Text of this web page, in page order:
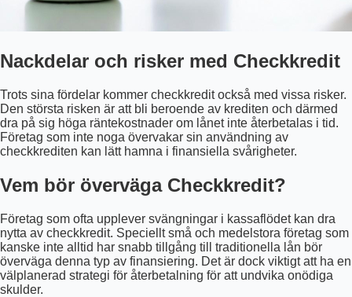
Nackdelar och risker med Checkkredit
Trots sina fördelar kommer checkkredit också med vissa risker.
Den största risken är att bli beroende av krediten och därmed
dra på sig höga räntekostnader om lånet inte återbetalas i tid.
Företag som inte noga övervakar sin användning av
checkkrediten kan lätt hamna i finansiella svårigheter.
Vem bör överväga Checkkredit?
Företag som ofta upplever svängningar i kassaflödet kan dra
nytta av checkkredit. Speciellt små och medelstora företag som
kanske inte alltid har snabb tillgång till traditionella lån bör
överväga denna typ av finansiering. Det är dock viktigt att ha en
välplanerad strategi för återbetalning för att undvika onödiga
skulder.